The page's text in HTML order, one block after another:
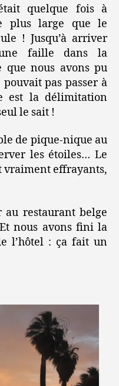
quelque fois à
plus large que le
! Jusqu’à arriver
faille dans la
que nous avons pu
pas passer à
est la délimitation
le sait !
de pique-nique au
les étoiles… Le
vraiment effrayants,
au restaurant belge
nous avons fini la
l’hôtel : ça fait un